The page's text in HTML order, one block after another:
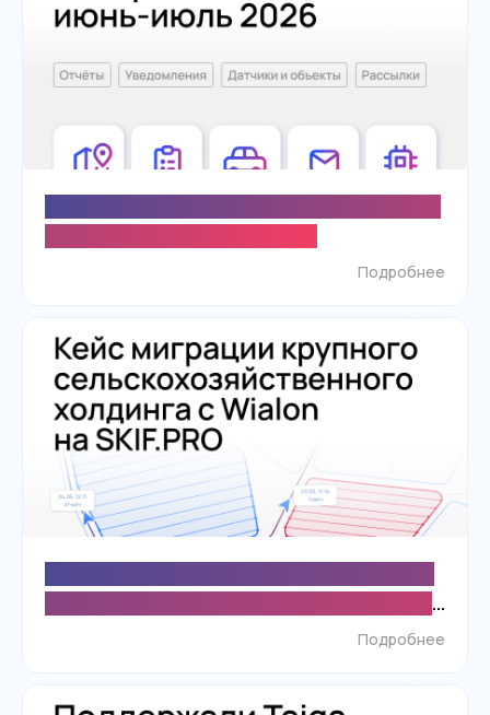
Подробнее
точности данных о полевых работахПодробнее